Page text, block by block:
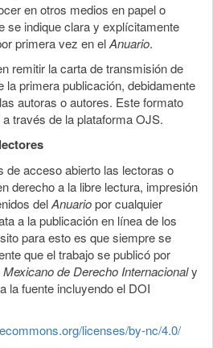
en otros medios en papel o
se indique clara y explícitamente
primera vez en elAnuario.
remitir la carta de transmisión de
la primera publicación, debidamente
autoras o autores. Este formato
través de la plataforma OJS.
de acceso abierto las lectoras o
derecho a la libre lectura, impresión
delAnuariopor cualquier
a la publicación en línea de los
para esto es que siempre se
que el trabajo se publicó por
de Derecho Internacionaly
la fuente incluyendo el DOI
licenses/by-nc/4.0/